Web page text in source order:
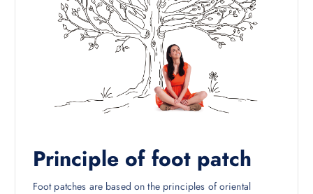
Principle of foot patch
Foot patches are based on the principles of oriental